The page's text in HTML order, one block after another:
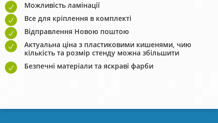
Можливість ламінації
Все для кріплення в комплекті
Відправлення Новою поштою
Актуальна ціна з пластиковими кишенями, чию
кількість та розмір стенду можна збільшити
Безпечні матеріали та яскраві фарби